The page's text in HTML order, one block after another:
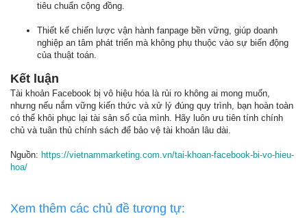
tiêu chuẩn cộng đồng.
Thiết kế chiến lược vận hành fanpage bền vững, giúp doanh
nghiệp an tâm phát triển mà không phụ thuộc vào sự biến động
của thuật toán.
Kết luận
Tài khoản Facebook bị vô hiệu hóa là rủi ro không ai mong muốn,
nhưng nếu nắm vững kiến thức và xử lý đúng quy trình, bạn hoàn toàn
có thể khôi phục lại tài sản số của mình. Hãy luôn ưu tiên tính chính
chủ và tuân thủ chính sách để bảo vệ tài khoản lâu dài.
Nguồn: https://vietnammarketing.com.vn/tai-khoan-facebook-bi-vo-hieu-
hoa/
Xem thêm các chủ đề tương tự: